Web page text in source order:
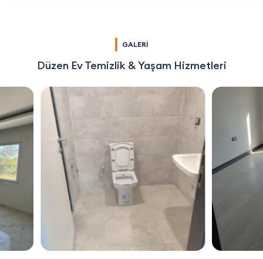
GALERİ
Düzen Ev Temizlik & Yaşam Hizmetleri